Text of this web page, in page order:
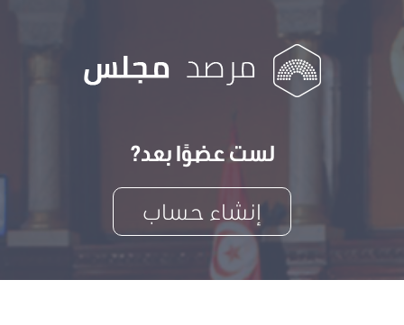
لست عضوًا بعد?
إنشاء حساب